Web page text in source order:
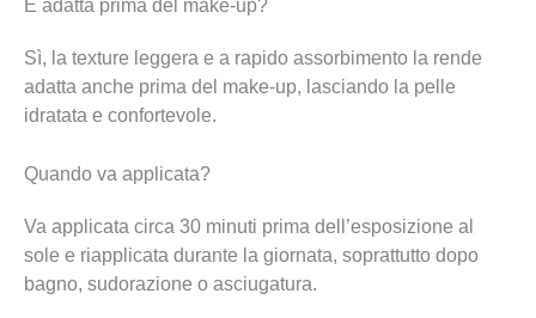
È adatta prima del make-up?
Sì, la texture leggera e a rapido assorbimento la rende
adatta anche prima del make-up, lasciando la pelle
idratata e confortevole.
Quando va applicata?
Va applicata circa 30 minuti prima dell’esposizione al
sole e riapplicata durante la giornata, soprattutto dopo
bagno, sudorazione o asciugatura.